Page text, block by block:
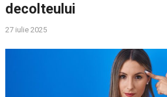
decolteului
27 iulie 2025